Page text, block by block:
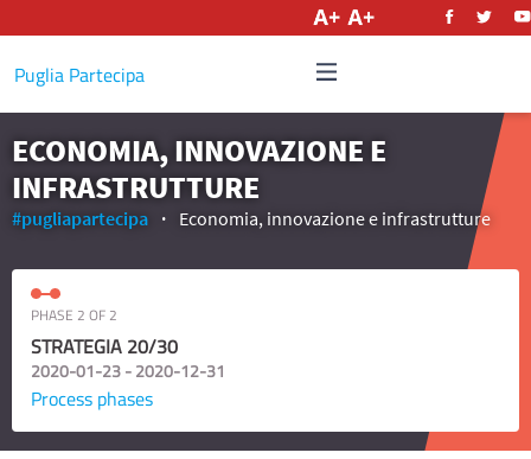
Puglia Partecipa
ECONOMIA, INNOVAZIONE E
INFRASTRUTTURE
#pugliapartecipa Economia, innovazione e infrastrutture
PHASE 2 OF 2
STRATEGIA 20/30
2020-01-23 - 2020-12-31
Process phases